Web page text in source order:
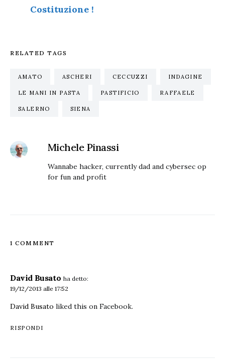
Costituzione !
RELATED TAGS
AMATO ASCHERI CECCUZZI INDAGINE
LE MANI IN PASTA PASTIFICIO RAFFAELE
SALERNO SIENA
Michele Pinassi
Wannabe hacker, currently dad and cybersec op
for fun and profit
1 COMMENT
David Busato ha detto:
19/12/2013 alle 17:52
David Busato liked this on Facebook.
RISPONDI